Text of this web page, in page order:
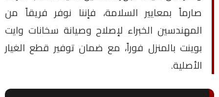
صارماً بمعايير السلامة، فإننا نوفر فريقاً من
المهندسين الخبراء لإصلاح وصيانة سخانات وايت
بوينت بالمنزل فوراً، مع ضمان توفير قطع الغيار
الأصلية.